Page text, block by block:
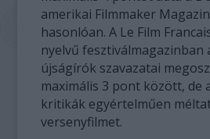
amerikai Filmmaker
hasonlóan. A Le Film
nyelvű fesztiválmagazinban
újságírók szavazatai
maximális 3 pont között, de
kritikák egyértelműen
versenyfilmet.